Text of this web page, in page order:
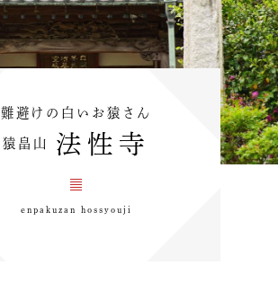
難避けの白いお猿さん
猿畠山 法性寺
enpakuzan hossyouji